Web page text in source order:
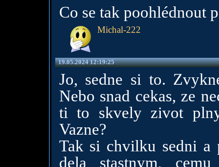
Co se tak poohlédnout
Michal-222
19.05.2024 12:19:25
Jo, sedne si to.
Nebo snad cekas, ze
ti to skvely zivot
Vazne?
Tak si chvilku sedni a
dela stastnym,